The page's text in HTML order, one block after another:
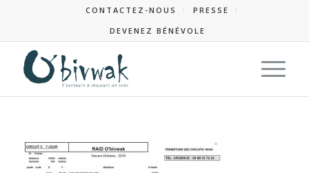
CONTACTEZ-NOUS
PRESSE
DEVENEZ BÉNÉVOLE